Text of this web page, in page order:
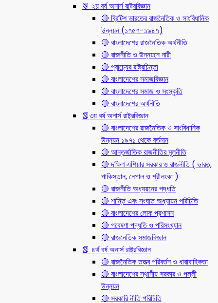
📗 ২য় বর্ষ অনার্স রাষ্ট্রবিজ্ঞান
🔴 ব্রিটিশ ভারতের রাজনৈতিক ও সাংবিধানিক
উন্নয়ন (১৭৫৭-১৯৪৭)
🔴 বাংলাদেশের রাজনৈতিক অর্থনীতি
🔴 রাজনীতি ও উন্নয়নে নারী
🔴 প্রাচ্যের রাষ্ট্রচিন্তা
🔴 বাংলাদেশের সমাজবিজ্ঞান
🔴 বাংলাদেশের সমাজ ও সংস্কৃতি
🔴 বাংলাদেশের অর্থনীতি
📗৩য় বর্ষ অনার্স রাষ্ট্রবিজ্ঞান
🔴 বাংলাদেশের রাজনৈতিক ও সাংবিধানিক
উন্নয়ন ১৯৭১ থেকে বর্তমান
🔴 আন্তর্জাতিক রাজনীতির মূলনীতি
🔴 দক্ষিণ এশিয়ার সরকার ও রাজনীতি ( ভারত,
পাকিস্তান, নেপাল ও শ্রীলংকা )
🔴 রাজনীতি অধ্যয়নের পদ্ধতি
🔴 শান্তি এবং সংঘাত অধ্যায়ন পরিচিতি
🔴 বাংলাদেশের লোক প্রশাসন
🔴 গবেষণা পদ্ধতি ও পরিসংখ্যান
🔴 রাজনৈতিক সমাজবিজ্ঞান
📗 ৪র্থ বর্ষ অনার্স রাষ্ট্রবিজ্ঞান
🔴 রাজনৈতিক তত্ত্ব পরিবর্তন ও ধারাবাহিকতা
🔴 বাংলাদেশের স্থানীয় সরকার ও পল্লী
উন্নয়ন
🔴 সরকারি নীতি পরিচিতি